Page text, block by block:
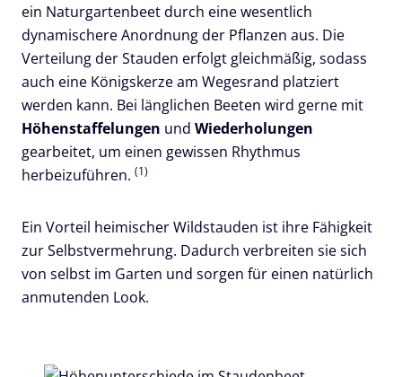
ein Naturgartenbeet durch eine wesentlich
dynamischere Anordnung der Pflanzen aus. Die
Verteilung der Stauden erfolgt gleichmäßig, sodass
auch eine Königskerze am Wegesrand platziert
werden kann. Bei länglichen Beeten wird gerne mit
Höhenstaffelungen und Wiederholungen
gearbeitet, um einen gewissen Rhythmus
herbeizuführen. (1)
Ein Vorteil heimischer Wildstauden ist ihre Fähigkeit
zur Selbstvermehrung. Dadurch verbreiten sie sich
von selbst im Garten und sorgen für einen natürlich
anmutenden Look.